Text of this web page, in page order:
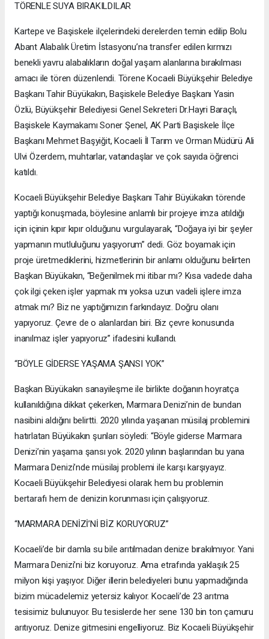
TÖRENLE SUYA BIRAKILDILAR
Kartepe ve Başiskele ilçelerindeki derelerden temin edilip Bolu
Abant Alabalık Üretim İstasyonu’na transfer edilen kırmızı
benekli yavru alabalıkların doğal yaşam alanlarına bırakılması
amacı ile tören düzenlendi. Törene Kocaeli Büyükşehir Belediye
Başkanı Tahir Büyükakın, Başiskele Belediye Başkanı Yasin
Özlü, Büyükşehir Belediyesi Genel Sekreteri Dr.Hayri Baraçlı,
Başiskele Kaymakamı Soner Şenel, AK Parti Başiskele İlçe
Başkanı Mehmet Başyiğit, Kocaeli İl Tarım ve Orman Müdürü Ali
Ulvi Özerdem, muhtarlar, vatandaşlar ve çok sayıda öğrenci
katıldı.
Kocaeli Büyükşehir Belediye Başkanı Tahir Büyükakın törende
yaptığı konuşmada, böylesine anlamlı bir projeye imza atıldığı
için içinin kıpır kıpır olduğunu vurgulayarak, “Doğaya iyi bir şeyler
yapmanın mutluluğunu yaşıyorum” dedi. Göz boyamak için
proje üretmediklerini, hizmetlerinin bir anlamı olduğunu belirten
Başkan Büyükakın, “Beğenilmek mi itibar mı? Kısa vadede daha
çok ilgi çeken işler yapmak mı yoksa uzun vadeli işlere imza
atmak mı? Biz ne yaptığımızın farkındayız. Doğru olanı
yapıyoruz. Çevre de o alanlardan biri. Biz çevre konusunda
inanılmaz işler yapıyoruz” ifadesini kullandı.
“BÖYLE GİDERSE YAŞAMA ŞANSI YOK”
Başkan Büyükakın sanayileşme ile birlikte doğanın hoyratça
kullanıldığına dikkat çekerken, Marmara Denizi’nin de bundan
nasibini aldığını belirtti. 2020 yılında yaşanan müsilaj problemini
hatırlatan Büyükakın şunları söyledi: “Böyle giderse Marmara
Denizi’nin yaşama şansı yok. 2020 yılının başlarından bu yana
Marmara Denizi’nde müsilaj problemi ile karşı karşıyayız.
Kocaeli Büyükşehir Belediyesi olarak hem bu problemin
bertarafı hem de denizin korunması için çalışıyoruz.
“MARMARA DENİZİ’Nİ BİZ KORUYORUZ”
Kocaeli’de bir damla su bile arıtılmadan denize bırakılmıyor. Yani
Marmara Denizi’ni biz koruyoruz. Ama etrafında yaklaşık 25
milyon kişi yaşıyor. Diğer illerin belediyeleri bunu yapmadığında
bizim mücadelemiz yetersiz kalıyor. Kocaeli’de 23 arıtma
tesisimiz bulunuyor. Bu tesislerde her sene 130 bin ton çamuru
arıtıyoruz. Denize gitmesini engelliyoruz. Biz Kocaeli Büyükşehir